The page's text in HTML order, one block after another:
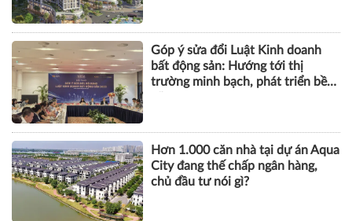
Góp ý sửa đổi Luật Kinh doanh
bất động sản: Hướng tới thị
trường minh bạch, phát triển bền
Hơn 1.000 căn nhà tại dự án Aqua
City đang thế chấp ngân hàng,
chủ đầu tư nói gì?